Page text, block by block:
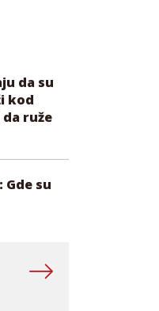
da su
kod
ruže
Gde su